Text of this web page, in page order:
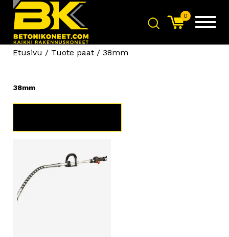
0
Etusivu / Tuote paat / 38mm
38mm